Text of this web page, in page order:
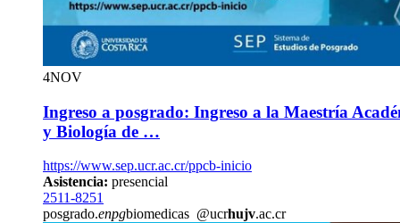
4NOV
Ingreso a posgrado: Ingreso a la Maestría
y Biología de …
https://www.sep.ucr.ac.cr/ppcb-inicio
Asistencia: presencial
2511-8251
posgrado.enpgbiomedicas @ucrhujv.ac.cr